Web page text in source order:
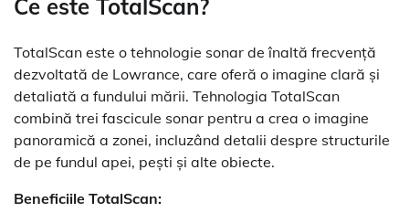
Ce este TotalScan?
TotalScan este o tehnologie sonar de înaltă frecvență
dezvoltată de Lowrance, care oferă o imagine clară și
detaliată a fundului mării. Tehnologia TotalScan
combină trei fascicule sonar pentru a crea o imagine
panoramică a zonei, incluzând detalii despre structurile
de pe fundul apei, pești și alte obiecte.
Beneficiile TotalScan: